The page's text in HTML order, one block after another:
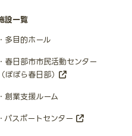
設一覧
多目的ホール
春日部市市民活動センター
（ぽぽら春日部）
創業支援ルーム
パスポートセンター